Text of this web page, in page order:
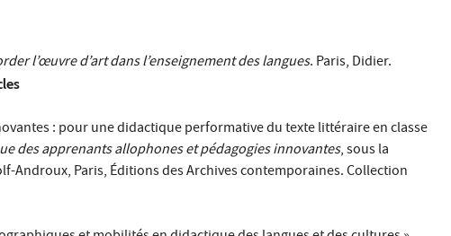
l’œuvre d’art dans l’enseignement des langues. Paris, Didier.
: pour une didactique performative du texte littéraire en classe
des apprenants allophones et pédagogies innovantes, sous la
Androux, Paris, Éditions des Archives contemporaines. Collection